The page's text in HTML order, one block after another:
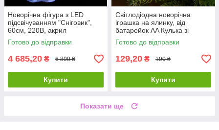
Новорічна фігура з LED
підсвічуванням "Сніговик",
60см, 220В, акрил
Готово до відправки
4 685,20 ₴ 6 890 ₴
Купити
Світлодіодна новорічна
іграшка на ялинку, від
батарейок AA Кулька зі
срібною сніжинкою
Готово до відправки
129,20 ₴ 190 ₴
Купити
Показати ще